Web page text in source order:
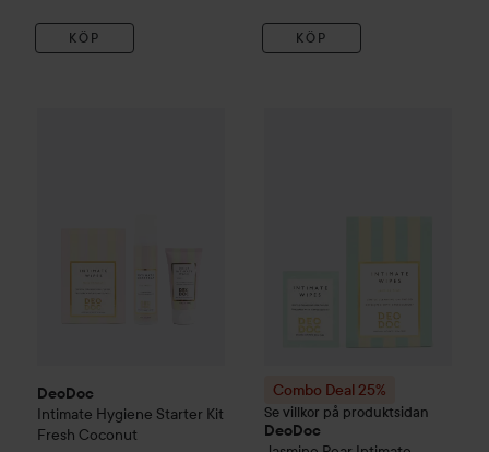
KÖP KÖP
DeoDoc
Intimate Hygiene Starter Kit
Fresh Coconut
Combo Deal 25%
Se villkor på produktsidan
DeoDoc